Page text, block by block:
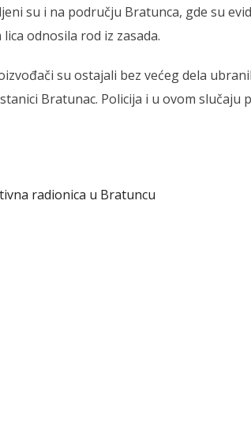
su i na području Bratunca, gde su
odnosila rod iz zasada.
su ostajali bez većeg dela
Bratunac. Policija i u ovom slučaju
radionica u Bratuncu